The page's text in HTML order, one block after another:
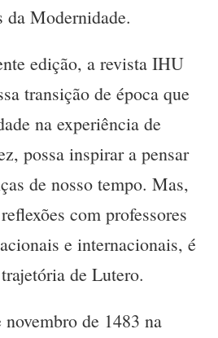
da Modernidade.
edição, a revista IHU
transição de época que
na experiência de
possa inspirar a pensar
de nosso tempo. Mas,
com professores
e internacionais, é
de Lutero.
de 1483 na